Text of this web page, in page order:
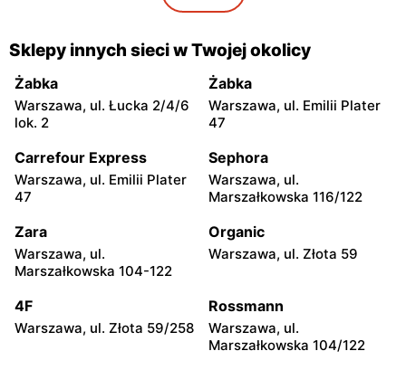
Gorzyce, ul. Szkolna 44 Grębów, ul. Wydrza 180
moje sklepy
Jadachy, ul. Jadachy 111
moje sklepy
Jeżowe, ul. Zalesie 77
Kazimierza Wielka, ul.
Kolejowa 15
Kamień, ul. Błonie 23
Górki, ul. Górki 71
Gumniska, ul. Gumniska
157C
Iwierzyce, ul. Iwierzyce
152A
Tczew, ul. Franciszka Żwirki
61
Sklepy innych sieci w Twojej okolicy
Żabka
Warszawa, ul. Łucka 2/4/6
lok. 2
Żabka
Warszawa, ul. Emilii Plater
47
Carrefour Express
Warszawa, ul. Emilii Plater
47
Sephora
Warszawa, ul.
Marszałkowska 116/122
Zara
Warszawa, ul.
Marszałkowska 104-122
Organic
Warszawa, ul. Złota 59
4F
Warszawa, ul. Złota 59/258
Rossmann
Warszawa, ul.
Marszałkowska 104/122